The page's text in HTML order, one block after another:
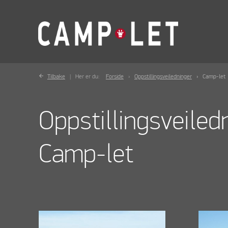
Tilbake Her er du: Forside Oppstillingsveiledninger Camp-let
Camp-let